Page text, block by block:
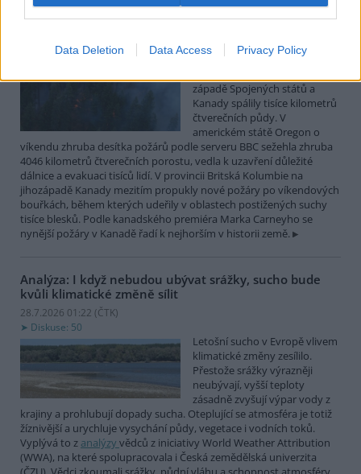
Data Deletion Data Access Privacy Policy
Spojených států a Kanady
západě Spojených států a
Kanady spálily tisíce kilometrů
čtverečních půdy. V
americkém státě Oregon o
víkendu zhruba desítka požárů podle serveru BBC sežehla zhruba
4046 kilometrů čtverečních porostu, vedla k uzavření důležité
dálnice a evakuaci tisíců lidí. V provincii Britská Kolumbie na
jihozápadě Kanady mezitím propukly nové požáry po víkendových
bouřkách, během kterých udeřily v oblastech postižených suchy
tisíce blesků. Podle kanadského premiéra Marka Carneyho se
nynější požáry v Kanadě řadí k nejhorším v historii země.
Analýza: I když nebudou ubývat srážky, sucho bude
kvůli klimatické změně sílit
28.7.2026 01:22 (ČTK)
Diskuse: 50
Letošní sucho v Evropě vlivem
klimatické změny zesílilo.
Přestože srážky výrazněji
neubývají, vyšší teploty
zásadně zvyšují výpar vody z
krajiny a prohlubují dopady sucha. Oteplující se atmosféra je totiž
žíznivější a urychluje vysychání půdy, vegetace i vodních toků.
Vyplývá to z analýzy vědců z iniciativy World Weather Attribution
(WWA), na které spolupracovala i Česká zemědělská univerzita